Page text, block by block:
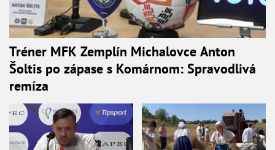
Tréner MFK Zemplín Michalovce Anton
Šoltis po zápase s Komárnom: Spravodlivá
remíza